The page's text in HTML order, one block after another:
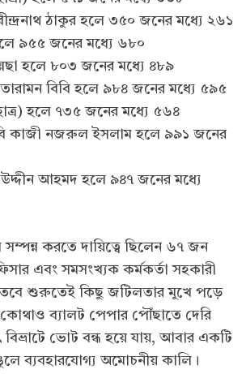
ঠাকুর হলে ৩৫০ জনের মধ্যে ২৬১
৯৫৫ জনের মধ্যে ৬৮০
হলে ৮০৩ জনের মধ্যে ৪৮৯
বিবি হলে ৯৮৪ জনের মধ্যে ৫৯৫
হলে ৭৩৫ জনের মধ্যে ৫৬৪
কাজী নজরুল ইসলাম হলে ৯৯১ জনের
আহমদ হলে ৯৪৭ জনের মধ্যে
সম্পন্ন করতে দায়িত্বে ছিলেন ৬৭ জন
এবং সমসংখ্যক কর্মকর্তা সহকারী
শুরুতেই কিছু জটিলতার মুখে পড়ে
ব্যালট পেপার পৌঁছাতে দেরি
ভোট বন্ধ হয়ে যায়, আবার একটি
ব্যবহারযোগ্য অমোচনীয় কালি।